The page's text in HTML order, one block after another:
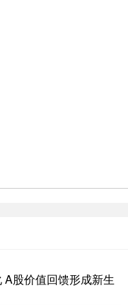
股价值回馈形成新生